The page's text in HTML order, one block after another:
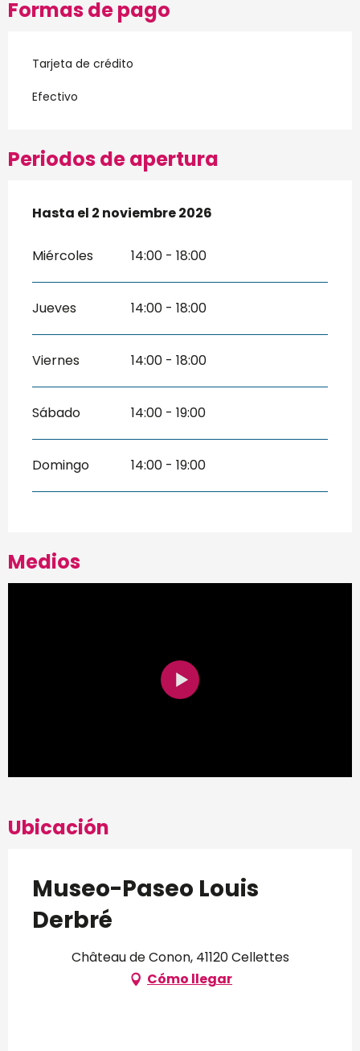
Formas de pago
Tarjeta de crédito
Efectivo
Periodos de apertura
Del4 abril 2026al2 noviembre 2026
Hasta el 2 noviembre 2026
Miércoles 14:00 - 18:00
Jueves 14:00 - 18:00
Viernes 14:00 - 18:00
Sábado 14:00 - 19:00
Domingo 14:00 - 19:00
Medios
Ubicación
Museo-Paseo Louis
Derbré
Château de Conon, 41120 Cellettes
Cómo llegar